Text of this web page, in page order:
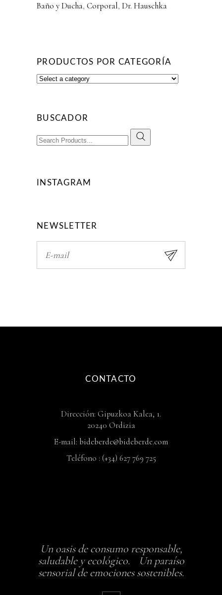
Baño y Ducha, Corporal, Dr. Hauschka
PRODUCTOS POR CATEGORÍA
BUSCADOR
Search
for:
INSTAGRAM
NEWSLETTER
CONTACTO
Dirección: Gipuzkoa Kalea, 1.
20240 Ordizia
E-mail: bideberde@bideberde.com
Teléfono : (+34) 627 769 725
Un oasis de consumo responsable,
saludable y ecológico. Un paraíso
sensorial de emociones sostenibles.